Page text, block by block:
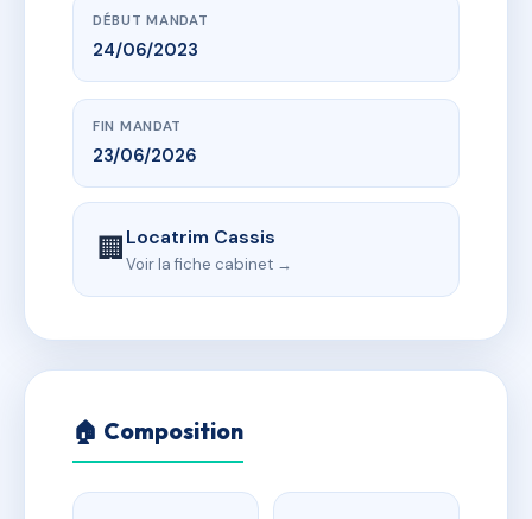
DÉBUT MANDAT
24/06/2023
FIN MANDAT
23/06/2026
🏢Locatrim Cassis
Voir la fiche cabinet →
🏠 Composition